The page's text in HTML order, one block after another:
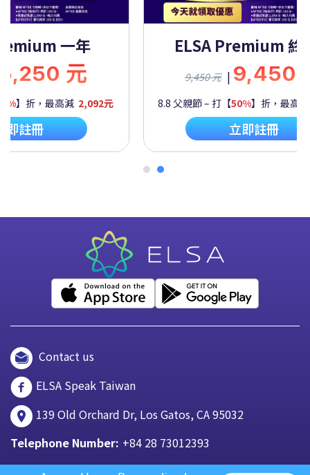
一年
元
】折，最高減 2,092元
即註冊
ELSA Premium 終
9,450 元 | 9,450
8.8 父親節 – 打【50%】折，最高
立即註冊
Contact us
ELSA Speak Taiwan
139 Old Orchard Dr, Los Gatos, CA 95032
Telephone Number: +84 28 73012393